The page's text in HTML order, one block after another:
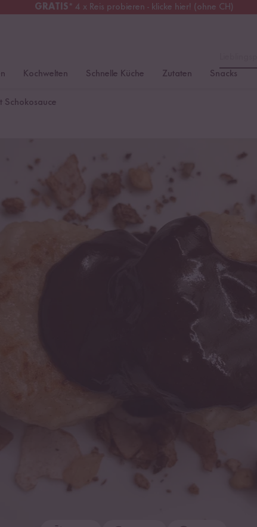
GRATIS* 4 x Reis probieren - klicke hier! (ohne CH)
Kostenloser Versand
Kochwelten Schnelle Küche Zutaten Snacks
Schokosauce